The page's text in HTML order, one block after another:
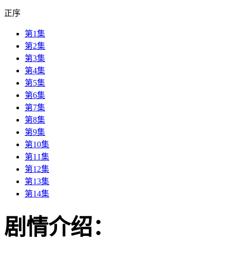
正序
第1集
第2集
第3集
第4集
第5集
第6集
第7集
第8集
第9集
第10集
第11集
第12集
第13集
第14集
剧情介绍：